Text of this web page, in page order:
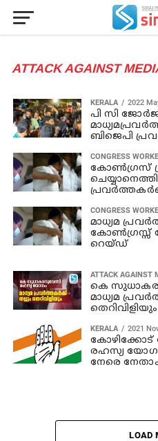
ATTACK AGAINST
KERALA 2022
പി സി
ബിജെപി
CONGRESS
കോണ്‍ഗ്രസ്
CONGRESS
മാധ്യമ
കോണ്‍ഗ്രസ്സ്
റെയ്ഡ്
ATTACK AGAINST
കെ
മാധ്യമ
തെറിവിളിയും
KERALA 2021
കോഴിക്കോട്
രഹസ്യ
നേരെ
LOAD